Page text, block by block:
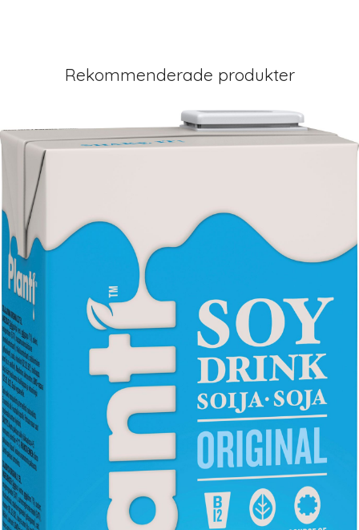
Rekommenderade produkter